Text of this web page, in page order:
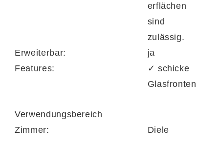
erflächen
sind
zulässig.
Erweiterbar:
ja
Features:
✓ schicke
Glasfronten
Verwendungsbereich
Zimmer:
Diele